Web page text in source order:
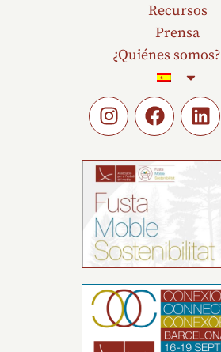
Recursos
Prensa
¿Quiénes somos?